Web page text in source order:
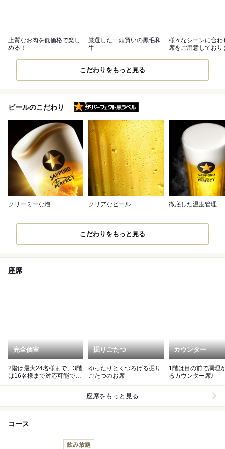
上質なお肉を低価格で楽し
める！
厳選した一頭買いの黒毛和
牛
様々なシーンに合わ
席をご用意しており
こだわりをもっと見る
ビールのこだわり
クリーミーな泡 クリアなビール 徹底した温度管理
こだわりをもっと見る
座席
完全個室
2階は最大24名様まで、3階
は16名様まで対応可能で
掘りごたつ
ゆったりとくつろげる掘り
ごたつのお席
カウンター
1階は目の前で調理
るカウンター席♪
座席をもっと見る
コース
飲み放題